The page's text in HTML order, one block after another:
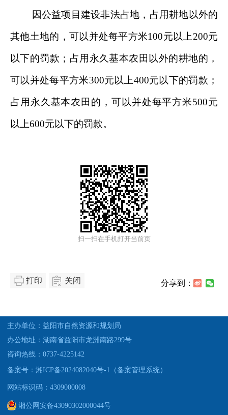
因公益项目建设非法占地，占用耕地以外的
其他土地的，可以并处每平方米100元以上200元
以下的罚款；占用永久基本农田以外的耕地的，
可以并处每平方米300元以上400元以下的罚款；
占用永久基本农田的，可以并处每平方米500元
以上600元以下的罚款。
扫一扫在手机打开当前页
打印 关闭 分享到：
主办单位：益阳市自然资源和规划局
办公地址：湖南省益阳市龙洲南路299号
咨询热线：0737-4225142
备案号：湘ICP备2024082040号-1（备案管理系统）
网站标识码：4309000008
湘公网安备43090302000044号